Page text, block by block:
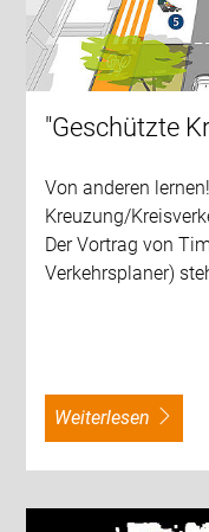
"Geschützte
Von anderen
Kreuzung/
Der Vortrag von
Verkehrsplaner)
weiterlesen